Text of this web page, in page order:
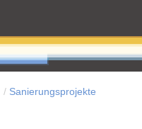
Sanierungsprojekte